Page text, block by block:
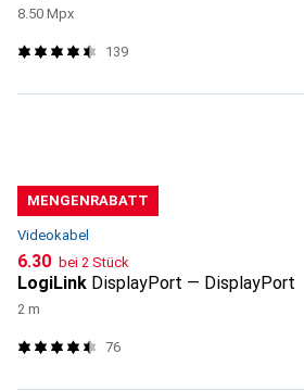
8.50 Mpx
139
MENGENRABATT
Videokabel
CHF
6.30 bei 2 Stück
LogiLink DisplayPort — DisplayPort
2 m
76